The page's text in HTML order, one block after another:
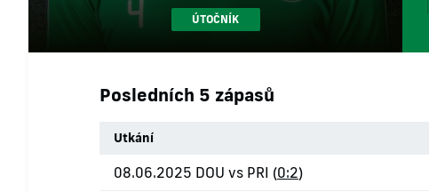
ÚTOČNÍK
Posledních 5 zápasů
Utkání
08.06.2025 DOU vs PRI (0:2)